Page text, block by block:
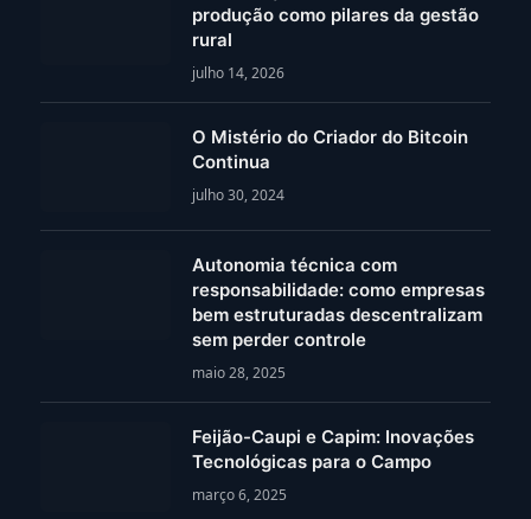
produção como pilares da gestão
rural
julho 14, 2026
O Mistério do Criador do Bitcoin
Continua
julho 30, 2024
Autonomia técnica com
responsabilidade: como empresas
bem estruturadas descentralizam
sem perder controle
maio 28, 2025
Feijão-Caupi e Capim: Inovações
Tecnológicas para o Campo
março 6, 2025